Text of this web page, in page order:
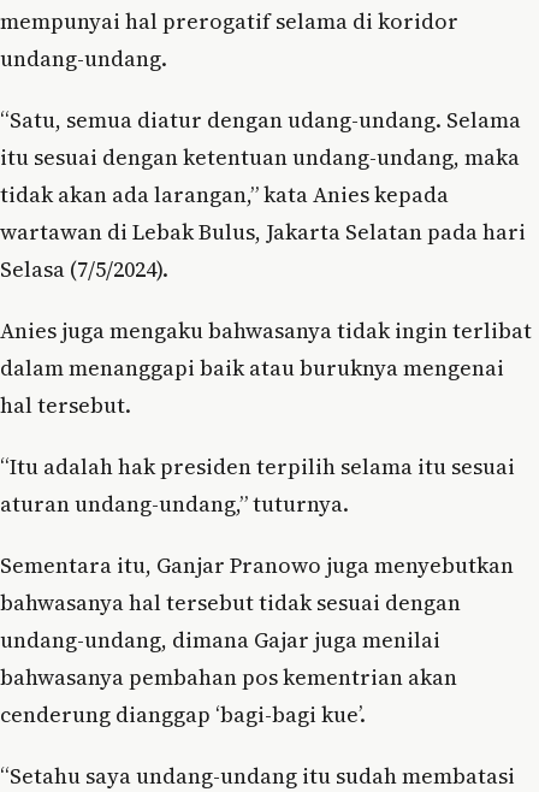
mempunyai hal prerogatif selama di koridor
undang-undang.
“Satu, semua diatur dengan udang-undang. Selama
itu sesuai dengan ketentuan undang-undang, maka
tidak akan ada larangan,” kata Anies kepada
wartawan di Lebak Bulus, Jakarta Selatan pada hari
Selasa (7/5/2024).
Anies juga mengaku bahwasanya tidak ingin terlibat
dalam menanggapi baik atau buruknya mengenai
hal tersebut.
“Itu adalah hak presiden terpilih selama itu sesuai
aturan undang-undang,” tuturnya.
Sementara itu, Ganjar Pranowo juga menyebutkan
bahwasanya hal tersebut tidak sesuai dengan
undang-undang, dimana Gajar juga menilai
bahwasanya pembahan pos kementrian akan
cenderung dianggap ‘bagi-bagi kue’.
“Setahu saya undang-undang itu sudah membatasi